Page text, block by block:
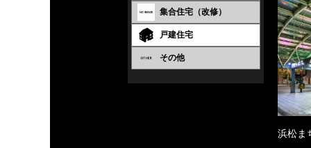
集合住宅（改修）
戸建住宅
その他
浜松ま